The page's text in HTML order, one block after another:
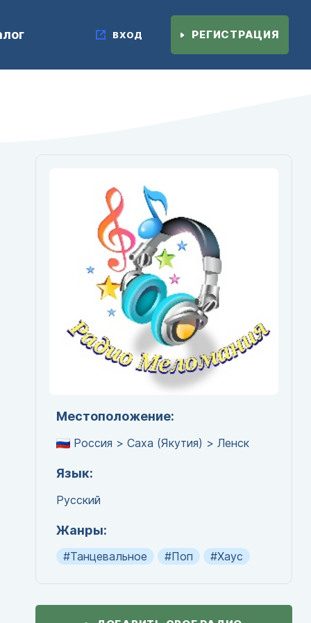
ВХОД РЕГИСТРАЦИЯ
Местоположение:
Россия > Саха (Якутия) > Ленск
Язык:
Русский
Жанры:
#Танцевальное #Поп #Хаус